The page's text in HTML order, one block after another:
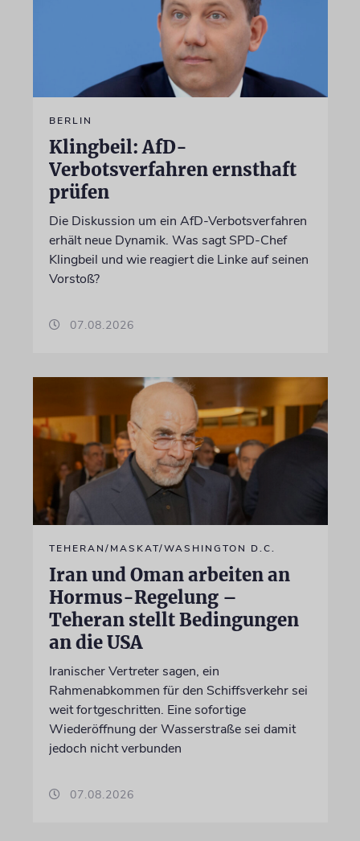
BERLIN
Klingbeil: AfD-
Verbotsverfahren ernsthaft
prüfen
Die Diskussion um ein AfD-Verbotsverfahren
erhält neue Dynamik. Was sagt SPD-Chef
Klingbeil und wie reagiert die Linke auf seinen
Vorstoß?
07.08.2026
TEHERAN/MASKAT/WASHINGTON D.C.
Iran und Oman arbeiten an
Hormus-Regelung –
Teheran stellt Bedingungen
an die USA
Iranischer Vertreter sagen, ein
Rahmenabkommen für den Schiffsverkehr sei
weit fortgeschritten. Eine sofortige
Wiederöffnung der Wasserstraße sei damit
jedoch nicht verbunden
07.08.2026